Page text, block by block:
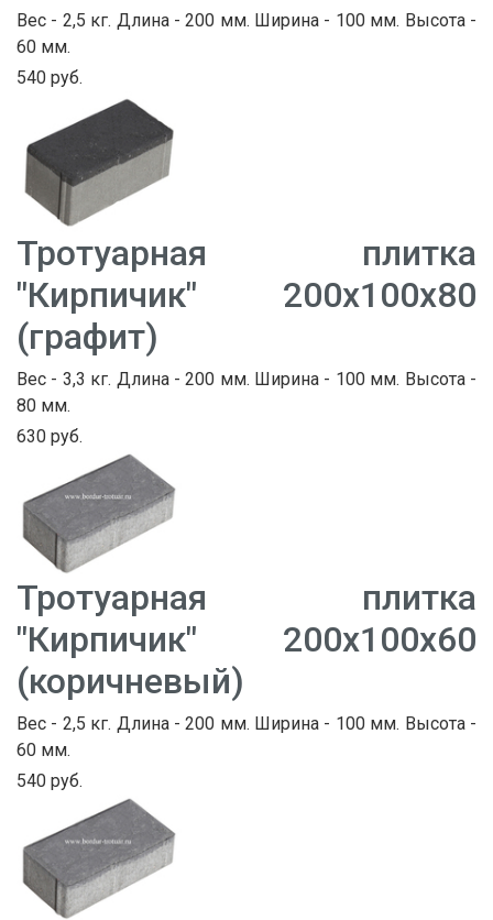
Вес - 2,5 кг. Длина - 200 мм. Ширина - 100 мм. Высота -
60 мм.
540 руб.
Тротуарная плитка
"Кирпичик" 200х100х80
(графит)
Вес - 3,3 кг. Длина - 200 мм. Ширина - 100 мм. Высота -
80 мм.
630 руб.
Тротуарная плитка
"Кирпичик" 200х100х60
(коричневый)
Вес - 2,5 кг. Длина - 200 мм. Ширина - 100 мм. Высота -
60 мм.
540 руб.